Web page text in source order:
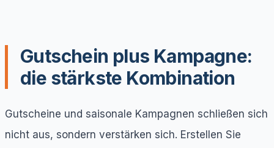
Gutschein plus Kampagne:
die stärkste Kombination
Gutscheine und saisonale Kampagnen schließen sich
nicht aus, sondern verstärken sich. Erstellen Sie